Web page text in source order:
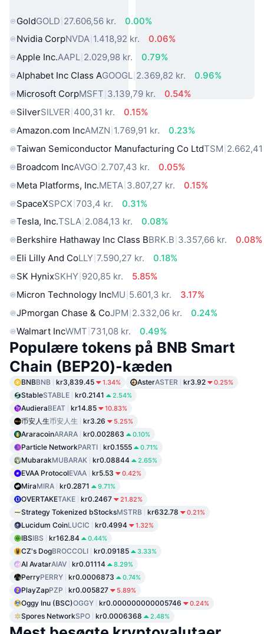
GoldGOLD 27.606,56 kr.
0.00%
Nvidia CorpNVDA 1.418,92 kr.
0.06%
Apple Inc.AAPL 2.029,98 kr.
0.79%
Alphabet Inc Class AGOOGL 2.369,82 kr.
0.96%
Microsoft CorpMSFT 3.139,79 kr.
0.54%
SilverSILVER 400,31 kr.
0.15%
Amazon.com IncAMZN 1.769,91 kr.
0.23%
Taiwan Semiconductor Manufacturing Co LtdTSM
Broadcom IncAVGO 2.707,43 kr.
0.05%
Meta Platforms, Inc.META 3.807,27 kr.
0.15%
SpaceXSPCX 703,4 kr.
0.31%
Tesla, Inc.TSLA 2.084,13 kr.
0.08%
Berkshire Hathaway Inc Class BBRK.B 3.357,66 kr.
0.08%
Eli Lilly And CoLLY 7.590,27 kr.
0.18%
SK HynixSKHY 920,85 kr.
5.85%
Micron Technology IncMU 5.601,3 kr.
3.17%
JPmorgan Chase & CoJPM 2.332,06 kr.
0.24%
Walmart IncWMT 731,08 kr. 0.49%
Populære tokens på BNB Smart
Chain (BEP20)-kæden
BNBBNB kr3,839.45 1.34% AsterASTER kr3.92 0.25%
StableSTABLE kr0.2141 2.54%
AudieraBEAT kr14.85 10.83%
币安人生币安人生 kr3.26 5.25%
AraracoinARARA kr0.002863 0.10%
Particle NetworkPARTI kr0.1555 0.71%
MubarakMUBARAK kr0.08844 2.65%
EVAA ProtocolEVAA kr5.53 0.42%
MiraMIRA kr0.2871 9.71%
OVERTAKETAKE kr0.2467 21.82%
Strategy Tokenized bStocksMSTRB kr632.78 0.21%
Lucidum CoinLUCIC kr0.4994 1.32%
IBSIBS kr162.84 0.44%
CZ's DogBROCCOLI kr0.09185 3.33%
AI AvatarAIAV kr0.01114 8.29%
PerryPERRY kr0.0006873 0.74%
PlayZapPZP kr0.005827 5.89%
Oggy Inu (BSC)OGGY kr0.000000000005746 0.24%
Spores NetworkSPO kr0.0006368 2.48%